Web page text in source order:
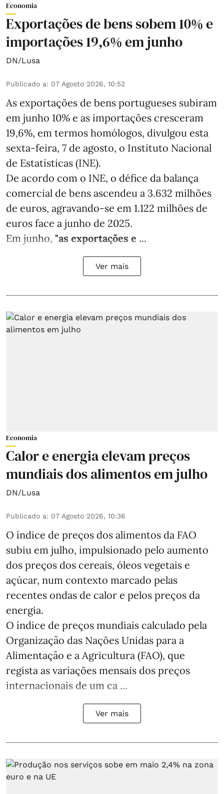
Economia
Exportações de bens sobem 10% e
importações 19,6% em junho
DN/Lusa
Publicado a: 07 Agosto 2026, 10:52
As exportações de bens portugueses subiram
em junho 10% e as importações cresceram
19,6%, em termos homólogos, divulgou esta
sexta-feira, 7 de agosto, o Instituto Nacional
de Estatísticas (INE).
De acordo com o INE, o défice da balança
comercial de bens ascendeu a 3.632 milhões
de euros, agravando-se em 1.122 milhões de
euros face a junho de 2025.
Em junho, "as exportações e ...
Ver mais
Economia
Calor e energia elevam preços
mundiais dos alimentos em julho
DN/Lusa
Publicado a: 07 Agosto 2026, 10:36
O índice de preços dos alimentos da FAO
subiu em julho, impulsionado pelo aumento
dos preços dos cereais, óleos vegetais e
açúcar, num contexto marcado pelas
recentes ondas de calor e pelos preços da
energia.
O índice de preços mundiais calculado pela
Organização das Nações Unidas para a
Alimentação e a Agricultura (FAO), que
regista as variações mensais dos preços
internacionais de um ca ...
Ver mais